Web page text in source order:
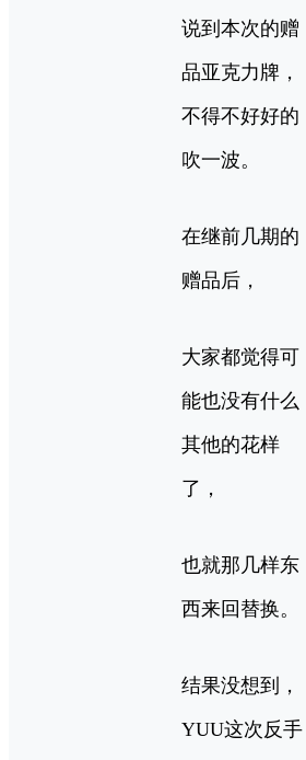
说到本次的赠
品亚克力牌，
不得不好好的
吹一波。
在继前几期的
赠品后，
大家都觉得可
能也没有什么
其他的花样
了，
也就那几样东
西来回替换。
结果没想到，
YUU这次反手